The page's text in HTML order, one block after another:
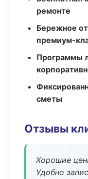
ремонте
Бережное
премиум-
Программы
сметы
Отзывы
Хорошие
Удобно